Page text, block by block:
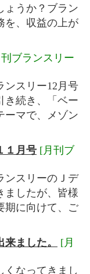
ょうか？ブラン
を、収益の上が
ブランスリー
ンスリー12月号
き続き、「ベー
ーマで、メゾン
１月号 [月刊ブ
ンスリーのＪデ
ましたが、皆様
期に向けて、ご
ました。
[月
くなってきまし